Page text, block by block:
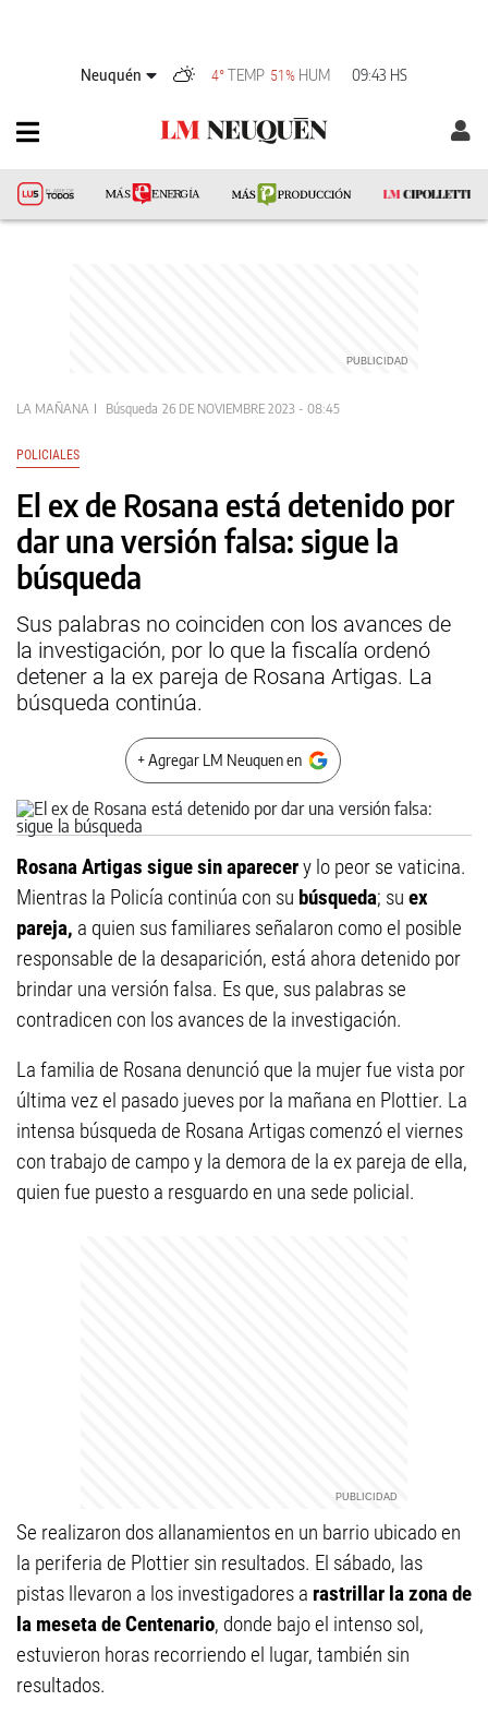
Neuquén 4°TEMP 51% HUM 09:43 HS
LA MAÑANA Búsqueda 26 DE NOVIEMBRE 2023 - 08:45
POLICIALES
El ex de Rosana está detenido por
dar una versión falsa: sigue la
búsqueda
Sus palabras no coinciden con los avances de
la investigación, por lo que la fiscalía ordenó
detener a la ex pareja de Rosana Artigas. La
búsqueda continúa.
+ Agregar LM Neuquen en
Rosana Artigas sigue sin aparecery lo peor se vaticina.
Mientras la Policía continúa con su búsqueda; su ex
pareja, a quien sus familiares señalaron como el posible
responsable de la desaparición, está ahora detenido por
brindar una versión falsa. Es que, sus palabras se
contradicen con los avances de la investigación.
La familia de Rosana denunció que la mujer fue vista por
última vez el pasado jueves por la mañana en Plottier. La
intensa búsqueda de Rosana Artigas comenzó el viernes
con trabajo de campo y la demora de la ex pareja de ella,
quien fue puesto a resguardo en una sede policial.
Se realizaron dos allanamientos en un barrio ubicado en
la periferia de Plottier sin resultados. El sábado, las
pistas llevaron a los investigadores a rastrillar la zona de
la meseta de Centenario, donde bajo el intenso sol,
estuvieron horas recorriendo el lugar, también sin
resultados.